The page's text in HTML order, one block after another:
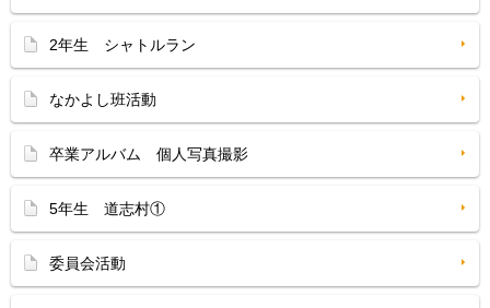
2年生 シャトルラン
なかよし班活動
卒業アルバム 個人写真撮影
5年生 道志村①
委員会活動